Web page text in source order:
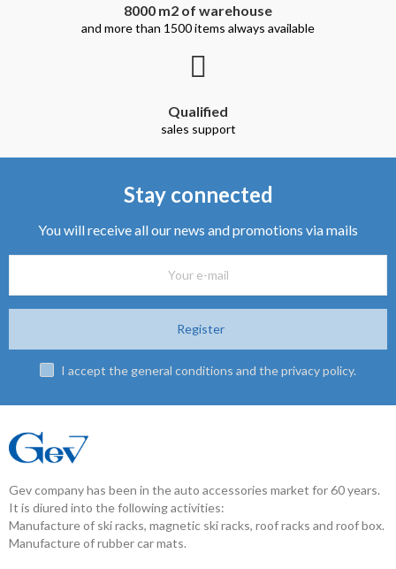
8000 m2 of warehouse
and more than 1500 items always available
Qualified
sales support
Stay connected
You will receive all our news and promotions via mails
Register
I accept the general conditions and the privacy policy.
Gev company has been in the auto accessories market for 60 years.
It is diured into the following activities:
Manufacture of ski racks, magnetic ski racks, roof racks and roof box.
Manufacture of rubber car mats.